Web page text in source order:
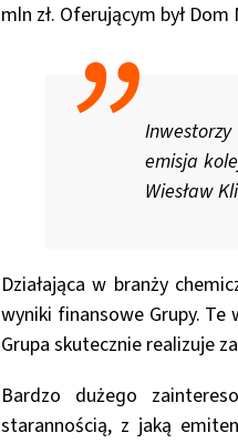
mln zł. Oferującym był Dom
emisja
Wiesław
Działająca w branży
wyniki finansowe Grupy. Te
Grupa skutecznie realizuje
Bardzo dużego
starannością, z jaką